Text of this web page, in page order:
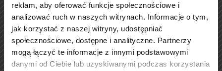
reklam, aby oferować funkcje społecznościowe i
analizować ruch w naszych witrynach. Informacje o tym,
jak korzystać z naszej witryny, udostępniać
społecznościowe, dostępne i analityczne. Partnerzy
mogą łączyć te informacje z innymi podstawowymi
danymi od Ciebie lub uzyskiwanymi podczas korzystania